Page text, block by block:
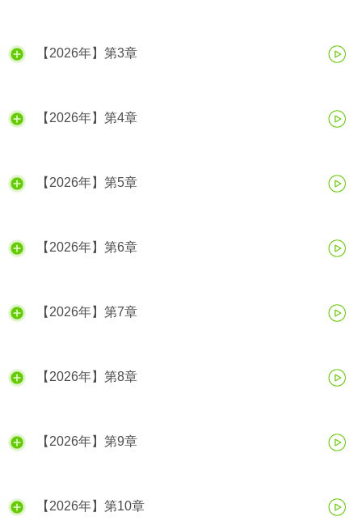
【2026年】第3章
【2026年】第4章
【2026年】第5章
【2026年】第6章
【2026年】第7章
【2026年】第8章
【2026年】第9章
【2026年】第10章